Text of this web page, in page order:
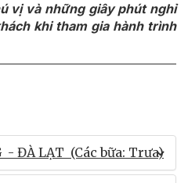
vị và những giây phút nghỉ
khi tham gia hành trình
- ĐÀ LẠT (Các bữa: Trưa)